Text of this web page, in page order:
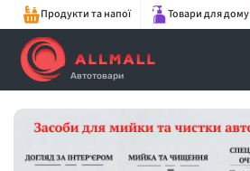
Продукти та напої Товари для дому
Автотовари